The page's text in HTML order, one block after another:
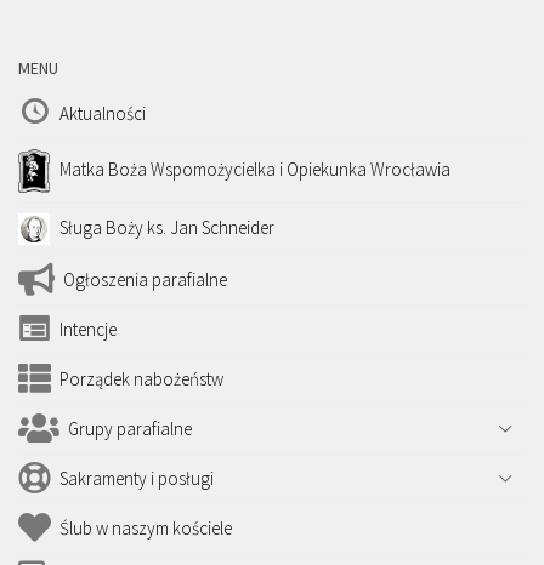
MENU
Aktualności
Matka Boża Wspomożycielka i Opiekunka Wrocławia
Sługa Boży ks. Jan Schneider
Ogłoszenia parafialne
Intencje
Porządek nabożeństw
Grupy parafialne
Sakramenty i posługi
Ślub w naszym kościele